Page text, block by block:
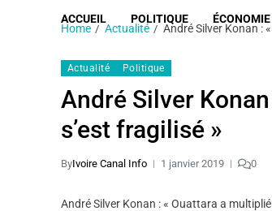
ACCUEIL POLITIQUE ÉCONOMIE
Home Actualité André Silver Konan :
Actualité Politique
André Silver
s’est fragilisé »
ByIvoire Canal Info 1 janvier 2019 0
André Silver Konan : « Ouattara a